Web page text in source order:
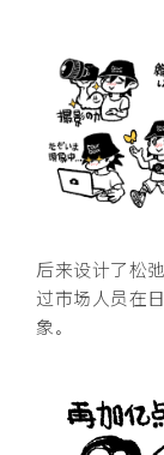
后来设计了松
过市场人员在
象。